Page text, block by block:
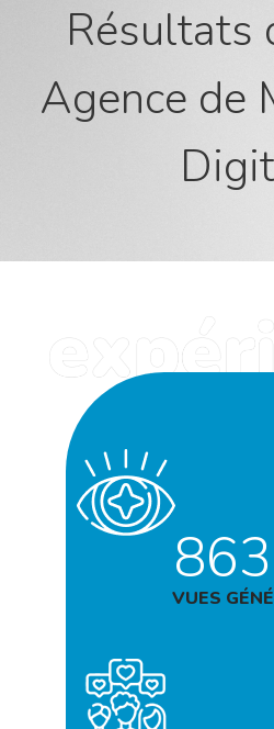
Résultats
Agence de
VUES